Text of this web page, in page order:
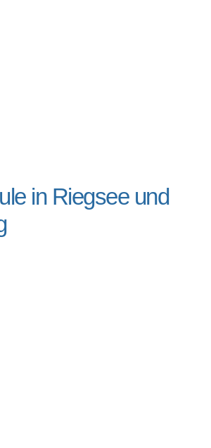
in Riegsee und